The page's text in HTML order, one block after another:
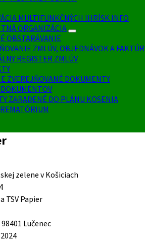
MULTIFUNKČNÝCH IHRÍSK INFO
ORGANIZÁCIA
OBSTARÁVANIE
ZMLÚV, OBJEDNÁVOK A FAKTÚR
REGISTER ZMLÚV
ZVEREJŇOVANÉ DOKUMENTY
ZARADENÉ DO PLÁNU KOSENIA
zelene v Košiciach
TSV Papier
Lučenec